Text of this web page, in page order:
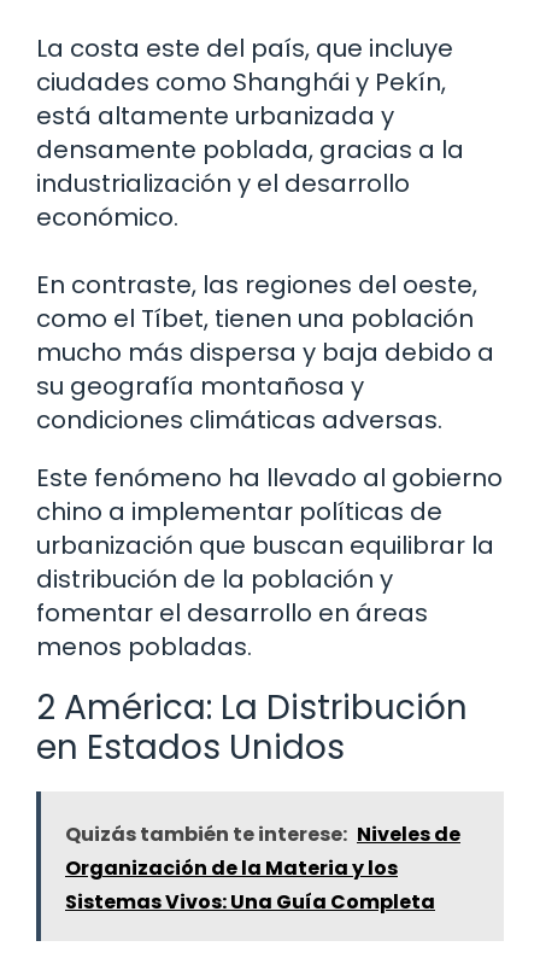
La costa este del país, que incluye
ciudades como Shanghái y Pekín,
está altamente urbanizada y
densamente poblada, gracias a la
industrialización y el desarrollo
económico.
En contraste, las regiones del oeste,
como el Tíbet, tienen una población
mucho más dispersa y baja debido a
su geografía montañosa y
condiciones climáticas adversas.
Este fenómeno ha llevado al gobierno
chino a implementar políticas de
urbanización que buscan equilibrar la
distribución de la población y
fomentar el desarrollo en áreas
menos pobladas.
2 América: La Distribución
en Estados Unidos
Quizás también te interese: Niveles de
Organización de la Materia y los
Sistemas Vivos: Una Guía Completa